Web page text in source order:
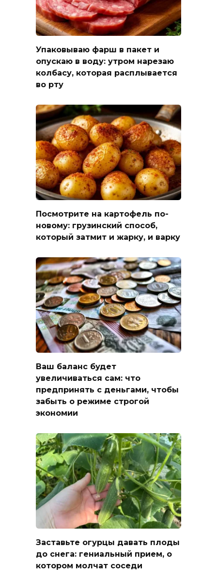
Упаковываю фарш в пакет и
опускаю в воду: утром нарезаю
колбасу, которая расплывается
во рту
Посмотрите на картофель по-
новому: грузинский способ,
который затмит и жарку, и варку
Ваш баланс будет
увеличиваться сам: что
предпринять с деньгами, чтобы
забыть о режиме строгой
экономии
Заставьте огурцы давать плоды
до снега: гениальный прием, о
котором молчат соседи